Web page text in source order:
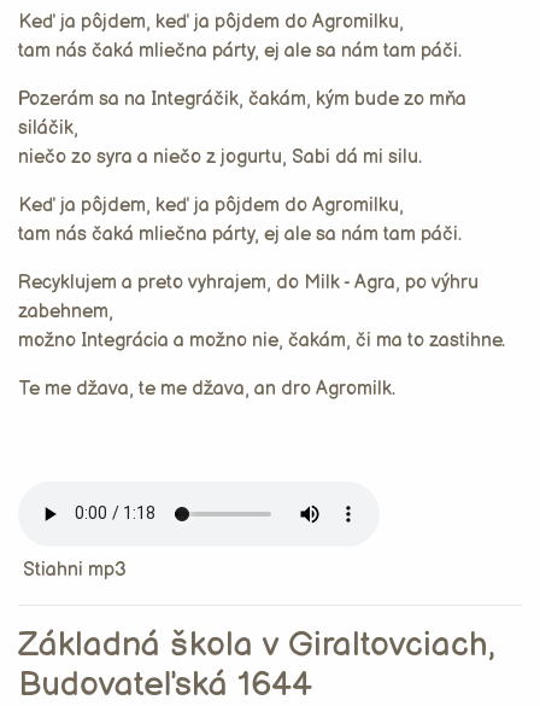
Keď ja pôjdem, keď ja pôjdem do Agromilku,
tam nás čaká mliečna párty, ej ale sa nám tam páči.
Pozerám sa na Integráčik, čakám, kým bude zo mňa
siláčik,
niečo zo syra a niečo z jogurtu, Sabi dá mi silu.
Keď ja pôjdem, keď ja pôjdem do Agromilku,
tam nás čaká mliečna párty, ej ale sa nám tam páči.
Recyklujem a preto vyhrajem, do Milk - Agra, po výhru
zabehnem,
možno Integrácia a možno nie, čakám, či ma to zastihne.
Te me džava, te me džava, an dro Agromilk.
Stiahni mp3
Základná škola v Giraltovciach,
Budovateľská 1644